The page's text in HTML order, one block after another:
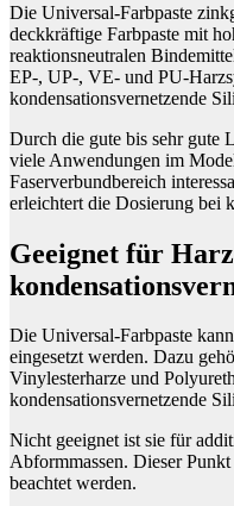
Die Universal-Farbpaste
deckkräftige Farbpaste mit
reaktionsneutralen
EP-, UP-, VE- und PU-
kondensationsvernetzende
Durch die gute bis sehr gute
viele Anwendungen im
Faserverbundbereich
erleichtert die Dosierung bei
Geeignet für
Die Universal-Farbpaste
eingesetzt werden. Dazu
Vinylesterharze und
kondensationsvernetzende
Nicht geeignet ist sie für
Abformmassen. Dieser
beachtet werden.